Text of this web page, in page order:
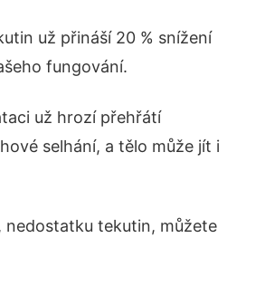
už přináší 20 % snížení
fungování.
už hrozí přehřátí
selhání, a tělo může jít i
nedostatku tekutin, můžete